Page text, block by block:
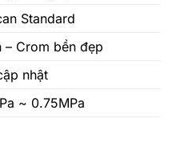
Standard
– Crom bền đẹp
nhật
~ 0.75MPa